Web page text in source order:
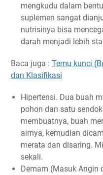
mengkudu dalam
suplemen sangat
nutrisinya bisa
darah menjadi lebih
Baca juga : Temu kunci
dan Klasifikasi
Hipertensi. Dua buah
pohon dan satu
membuatnya, buah
airnya, kemudian
merata dan disaring.
sekali.
Demam (Masuk Angin